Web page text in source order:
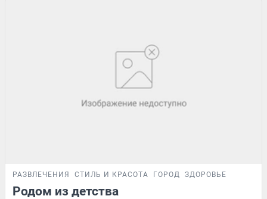
РАЗВЛЕЧЕНИЯ СТИЛЬ И КРАСОТА ГОРОД ЗДОРОВЬЕ
Родом из детства